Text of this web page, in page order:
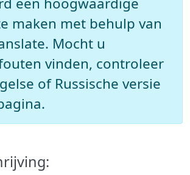
maken met behulp van
Mocht u
vinden, controleer
of Russische versie